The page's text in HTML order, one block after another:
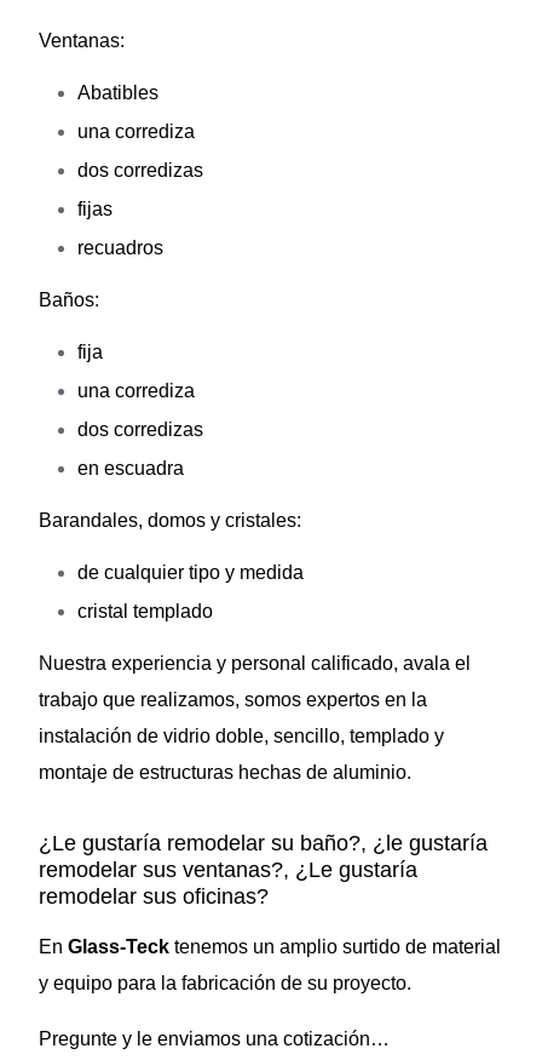
Ventanas:
Abatibles
una corrediza
dos corredizas
fijas
recuadros
Baños:
fija
una corrediza
dos corredizas
en escuadra
Barandales, domos y cristales:
de cualquier tipo y medida
cristal templado
Nuestra experiencia y personal calificado, avala el
trabajo que realizamos, somos expertos en la
instalación de vidrio doble, sencillo, templado y
montaje de estructuras hechas de aluminio.
¿Le gustaría remodelar su baño?, ¿le gustaría
remodelar sus ventanas?, ¿Le gustaría
remodelar sus oficinas?
En Glass-Teck tenemos un amplio surtido de material
y equipo para la fabricación de su proyecto.
Pregunte y le enviamos una cotización…